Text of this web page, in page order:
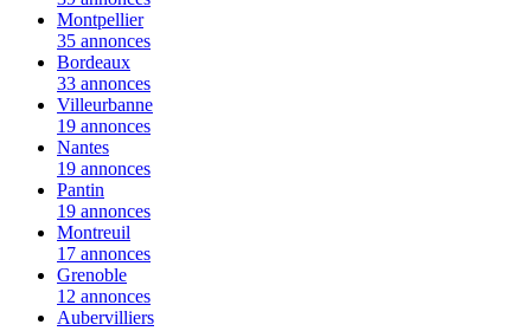
Montpellier
35 annonces
Bordeaux
33 annonces
Villeurbanne
19 annonces
Nantes
19 annonces
Pantin
19 annonces
Montreuil
17 annonces
Grenoble
12 annonces
Aubervilliers